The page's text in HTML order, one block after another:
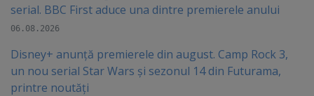
serial. BBC First aduce una dintre premierele anului
06.08.2026
Disney+ anunță premierele din august. Camp Rock 3,
un nou serial Star Wars și sezonul 14 din Futurama,
printre noutăți